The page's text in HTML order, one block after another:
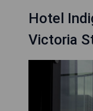
Hotel
Victoria